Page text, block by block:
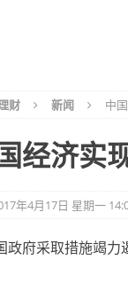
财 新闻 中
经济实
年4月17日 星期一
政府采取措施竭力